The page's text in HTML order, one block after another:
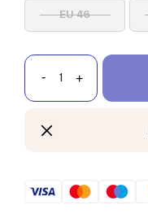
EU 46